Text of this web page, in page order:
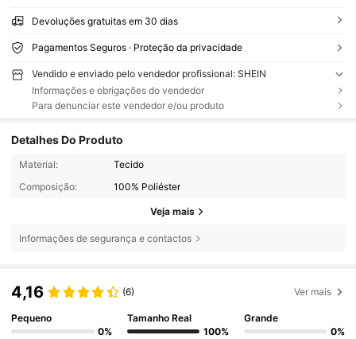
Devoluções gratuitas em 30 dias
Pagamentos Seguros · Proteção da privacidade
Vendido e enviado pelo vendedor profissional: SHEIN
Informações e obrigações do vendedor
Para denunciar este vendedor e/ou produto
Detalhes Do Produto
Material:
Tecido
Composição:
100% Poliéster
Veja mais
Informações de segurança e contactos
4,16 (6) Ver mais
Pequeno
0%
Tamanho Real
100%
Grande
0%